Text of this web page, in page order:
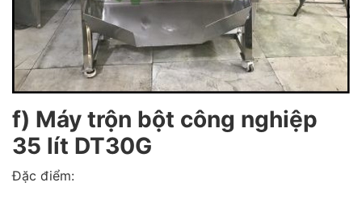
f) Máy trộn bột công nghiệp
35 lít DT30G
Đặc điểm: